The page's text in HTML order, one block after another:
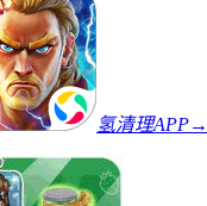
氢清理APP→